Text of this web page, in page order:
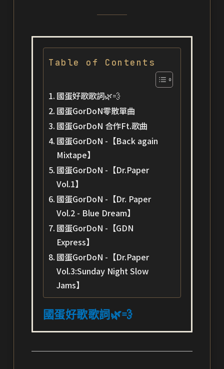
Table of Contents
國蛋好歌歌詞🌿💨
國蛋GorDoN零散單曲
國蛋GorDoN 合作Ft.歌曲
國蛋GorDoN -【Back again
Mixtape】
國蛋GorDoN -【Dr.Paper
Vol.1】
國蛋GorDoN -【Dr. Paper
Vol.2 - Blue Dream】
國蛋GorDoN -【GDN
Express】
國蛋GorDoN -【Dr.Paper
Vol.3:Sunday Night Slow
Jams】
國蛋好歌歌詞🌿💨